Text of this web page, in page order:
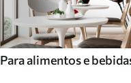
Para alimentos e